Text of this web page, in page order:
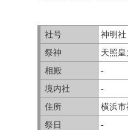
社号
神明社
祭神
天照皇
相殿
-
境内社
-
住所
横浜市
祭日
-